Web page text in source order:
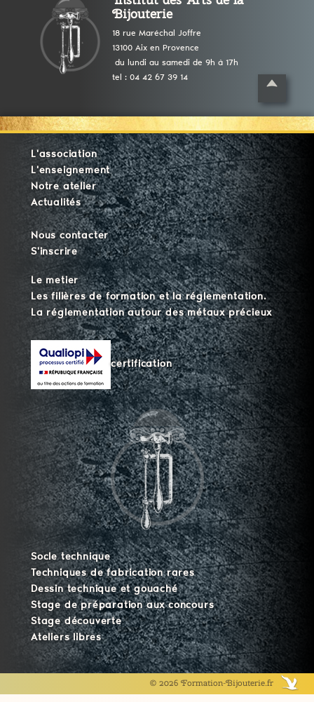
Bijouterie
18 rue Maréchal Joffre
13100 Aix en Provence
du lundi au samedi de 9h à 17h
tel : 04 42 67 39 14
L'association
L'enseignement
Notre atelier
Actualités
Nous contacter
S'inscrire
Le metier
Les filières de formation et la réglementation.
La réglementation autour des métaux précieux
certification
Socle technique
Techniques de fabrication rares
Dessin technique et gouaché
Stage de préparation aux concours
Stage découverte
Ateliers libres
© 2026 Formation-Bijouterie.fr